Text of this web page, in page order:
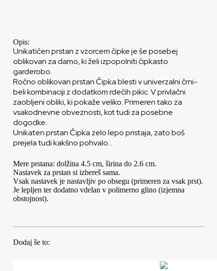
Opis:
Unikatičen prstan z vzorcem čipke je še posebej
oblikovan za damo, ki želi izpopolniti čipkasto
garderobo.
Ročno oblikovan prstan Čipka blesti v univerzalni črni-
beli kombinaciji z dodatkom rdečih pikic. V privlačni
zaobljeni obliki, ki pokaže veliko. Primeren tako za
vsakodnevne obveznosti, kot tudi za posebne
dogodke.
Unikaten prstan Čipka zelo lepo pristaja, zato boš
prejela tudi kakšno pohvalo…
Mere prstana: dolžina 4.5 cm, širina do 2.6 cm.
Nastavek za prstan si izbereš sama.
Vsak nastavek je nastavljiv po obsegu (primeren za vsak prst).
Je lepljen ter dodatno vdelan v polimerno glino (izjemna
obstojnost).
Dodaj še to: